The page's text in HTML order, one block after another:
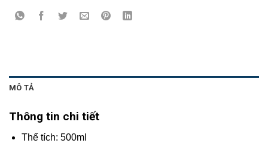
MÔ TẢ
Thông tin chi tiết
Thể tích: 500ml